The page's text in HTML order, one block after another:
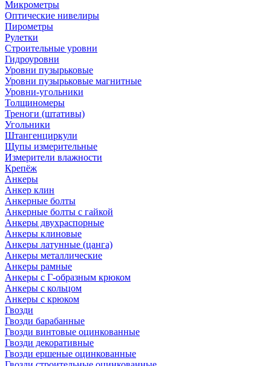
Микрометры
Оптические нивелиры
Пирометры
Рулетки
Строительные уровни
Гидроуровни
Уровни пузырьковые
Уровни пузырьковые магнитные
Уровни-угольники
Толщиномеры
Треноги (штативы)
Угольники
Штангенциркули
Щупы измерительные
Измерители влажности
Крепёж
Анкеры
Анкер клин
Анкерные болты
Анкерные болты с гайкой
Анкеры двухраспорные
Анкеры клиновые
Анкеры латунные (цанга)
Анкеры металлические
Анкеры рамные
Анкеры с Г-образным крюком
Анкеры с кольцом
Анкеры с крюком
Гвозди
Гвозди барабанные
Гвозди винтовые оцинкованные
Гвозди декоративные
Гвозди ершеные оцинкованные